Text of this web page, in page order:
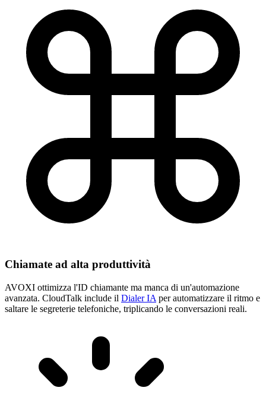
Chiamate ad alta produttività
AVOXI ottimizza l'ID chiamante ma manca di un'automazione
avanzata. CloudTalk include il Dialer IA per automatizzare il ritmo e
saltare le segreterie telefoniche, triplicando le conversazioni reali.